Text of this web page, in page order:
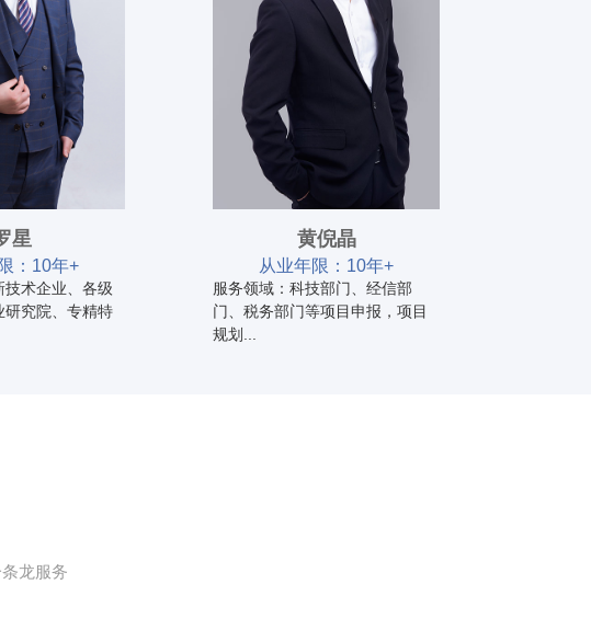
星
：10年+
技术企业、各级
研究院、专精特
黄倪晶
从业年限：10年+
服务领域：科技部门、经信部
门、税务部门等项目申报，项目
规划...
龙服务